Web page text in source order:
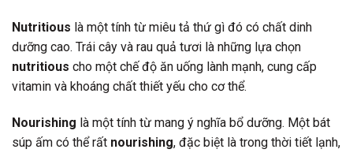
Nutritious là một tính từ miêu tả thứ gì đó có chất dinh
dưỡng cao. Trái cây và rau quả tươi là những lựa chọn
nutritious cho một chế độ ăn uống lành mạnh, cung cấp
vitamin và khoáng chất thiết yếu cho cơ thể.
Nourishing là một tính từ mang ý nghĩa bổ dưỡng. Một bát
súp ấm có thể rất nourishing, đặc biệt là trong thời tiết lạnh,